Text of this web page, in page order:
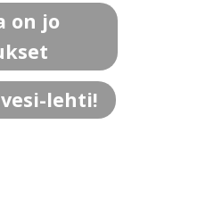
on jo
lehti!